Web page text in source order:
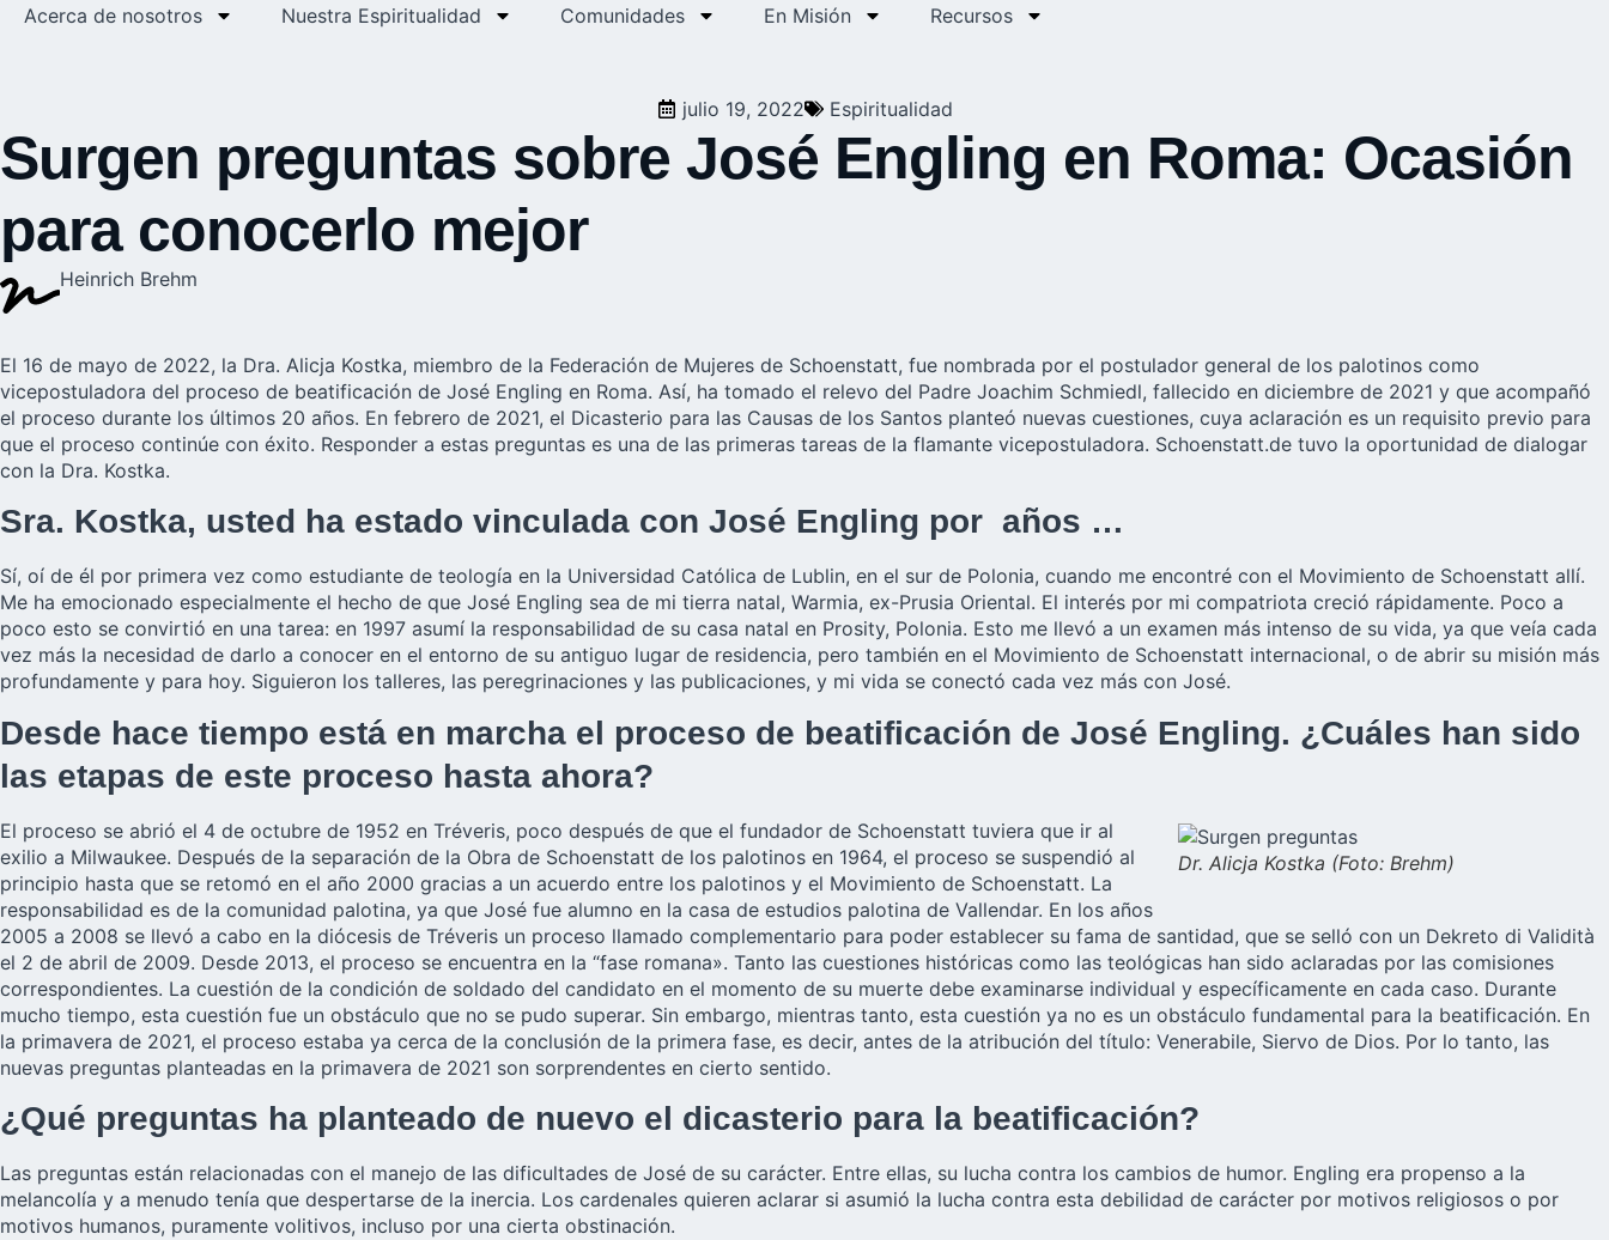
Acerca de nosotros Nuestra Espiritualidad Comunidades En Misión Recursos
julio 19, 2022 Espiritualidad
Surgen preguntas sobre José Engling en Roma: Ocasión
para conocerlo mejor
Heinrich Brehm
El 16 de mayo de 2022, la Dra. Alicja Kostka, miembro de la Federación de Mujeres de Schoenstatt, fue nombrada por el postulador general de los palotinos como
vicepostuladora del proceso de beatificación de José Engling en Roma. Así, ha tomado el relevo del Padre Joachim Schmiedl, fallecido en diciembre de 2021 y que acompañó
el proceso durante los últimos 20 años. En febrero de 2021, el Dicasterio para las Causas de los Santos planteó nuevas cuestiones, cuya aclaración es un requisito previo para
que el proceso continúe con éxito. Responder a estas preguntas es una de las primeras tareas de la flamante vicepostuladora. Schoenstatt.de tuvo la oportunidad de dialogar
con la Dra. Kostka.
Sra. Kostka, usted ha estado vinculada con José Engling por años …
Sí, oí de él por primera vez como estudiante de teología en la Universidad Católica de Lublin, en el sur de Polonia, cuando me encontré con el Movimiento de Schoenstatt allí.
Me ha emocionado especialmente el hecho de que José Engling sea de mi tierra natal, Warmia, ex-Prusia Oriental. El interés por mi compatriota creció rápidamente. Poco a
poco esto se convirtió en una tarea: en 1997 asumí la responsabilidad de su casa natal en Prosity, Polonia. Esto me llevó a un examen más intenso de su vida, ya que veía cada
vez más la necesidad de darlo a conocer en el entorno de su antiguo lugar de residencia, pero también en el Movimiento de Schoenstatt internacional, o de abrir su misión más
profundamente y para hoy. Siguieron los talleres, las peregrinaciones y las publicaciones, y mi vida se conectó cada vez más con José.
Desde hace tiempo está en marcha el proceso de beatificación de José Engling. ¿Cuáles han sido
las etapas de este proceso hasta ahora?
Dr. Alicja Kostka (Foto: Brehm)
El proceso se abrió el 4 de octubre de 1952 en Tréveris, poco después de que el fundador de Schoenstatt tuviera que ir al
exilio a Milwaukee. Después de la separación de la Obra de Schoenstatt de los palotinos en 1964, el proceso se suspendió al
principio hasta que se retomó en el año 2000 gracias a un acuerdo entre los palotinos y el Movimiento de Schoenstatt. La
responsabilidad es de la comunidad palotina, ya que José fue alumno en la casa de estudios palotina de Vallendar. En los años
2005 a 2008 se llevó a cabo en la diócesis de Tréveris un proceso llamado complementario para poder establecer su fama de santidad, que se selló con un Dekreto di Validità
el 2 de abril de 2009. Desde 2013, el proceso se encuentra en la “fase romana». Tanto las cuestiones históricas como las teológicas han sido aclaradas por las comisiones
correspondientes. La cuestión de la condición de soldado del candidato en el momento de su muerte debe examinarse individual y específicamente en cada caso. Durante
mucho tiempo, esta cuestión fue un obstáculo que no se pudo superar. Sin embargo, mientras tanto, esta cuestión ya no es un obstáculo fundamental para la beatificación. En
la primavera de 2021, el proceso estaba ya cerca de la conclusión de la primera fase, es decir, antes de la atribución del título: Venerabile, Siervo de Dios. Por lo tanto, las
nuevas preguntas planteadas en la primavera de 2021 son sorprendentes en cierto sentido.
¿Qué preguntas ha planteado de nuevo el dicasterio para la beatificación?
Las preguntas están relacionadas con el manejo de las dificultades de José de su carácter. Entre ellas, su lucha contra los cambios de humor. Engling era propenso a la
melancolía y a menudo tenía que despertarse de la inercia. Los cardenales quieren aclarar si asumió la lucha contra esta debilidad de carácter por motivos religiosos o por
motivos humanos, puramente volitivos, incluso por una cierta obstinación.